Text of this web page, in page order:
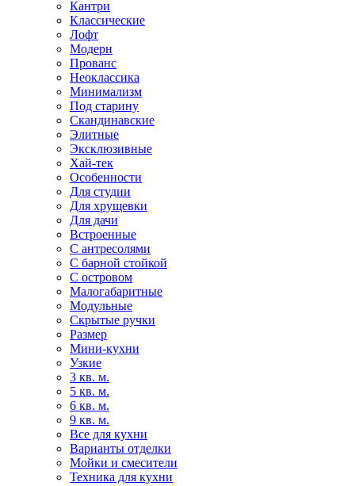
Кантри
Классические
Лофт
Модерн
Прованс
Неоклассика
Минимализм
Под старину
Скандинавские
Элитные
Эксклюзивные
Хай-тек
Особенности
Для студии
Для хрущевки
Для дачи
Встроенные
С антресолями
С барной стойкой
С островом
Малогабаритные
Модульные
Скрытые ручки
Размер
Мини-кухни
Узкие
3 кв. м.
5 кв. м.
6 кв. м.
9 кв. м.
Все для кухни
Варианты отделки
Мойки и смесители
Техника для кухни